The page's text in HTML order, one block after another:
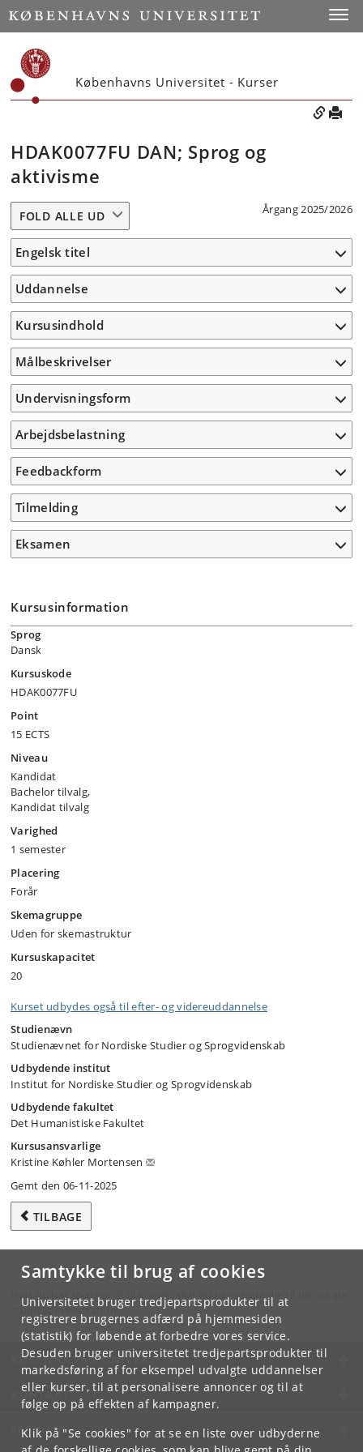
Samtykke til brug af cookies
Universitetet bruger tredjepartsprodukter til at
registrere brugernes adfærd på hjemmesiden
(statistik) for løbende at forbedre vores service.
Desuden bruger universitetet tredjepartsprodukter til
markedsføring af for eksempel udvalgte uddannelser
eller kurser, til at personalisere annoncer og til at
følge op på effekten af kampagner.
Klik på "Se cookies" for at se en liste over udbyderne
Københavns Universitet - Kurser
HDAK0077FU DAN; Sprog og
aktivisme
Årgang 2025/2026
FOLD ALLE UD
Engelsk titel
Uddannelse
Kursusindhold
Målbeskrivelser
Undervisningsform
Arbejdsbelastning
Feedbackform
Tilmelding
Eksamen
Kursusinformation
Sprog
Dansk
Kursuskode
HDAK0077FU
Point
15 ECTS
Niveau
Kandidat
Bachelor tilvalg,
Kandidat tilvalg
Varighed
1 semester
Placering
Forår
Skemagruppe
Uden for skemastruktur
Kursuskapacitet
20
Kurset udbydes også til efter- og videreuddannelse
Studienævn
Studienævnet for Nordiske Studier og Sprogvidenskab
Udbydende institut
Institut for Nordiske Studier og Sprogvidenskab
Udbydende fakultet
Det Humanistiske Fakultet
Kursusansvarlige
Kristine Køhler Mortensen
Gemt den 06-11-2025
TILBAGE
Hvis du har spørgsmål til kurset, skal du henvende dig til din lokale
studieadministration.
KØBENHAVNS UNIVERSITET
KONTAKT
SERVICES